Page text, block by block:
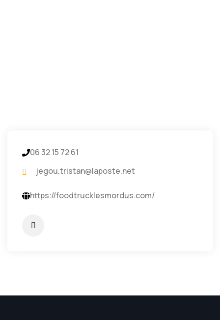
06 32 15 72 61
jegou.tristan@laposte.net
https://foodtrucklesmordus.com/